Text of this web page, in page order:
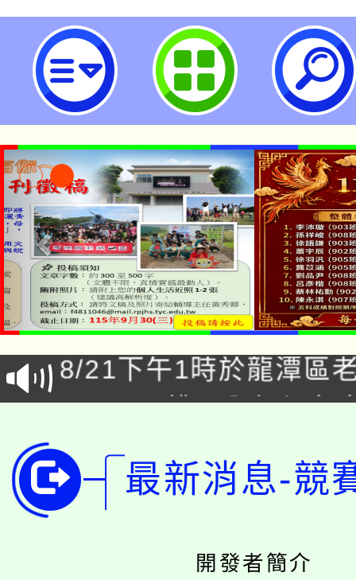
neilrpjhstyc網站設計者：徐嘉
「本色祭」8/29、30在
場熱烈登場!
8/21下午1時於龍潭區
徵才活動。
YOUNG桃局內行報名
開!
115年桃園市運動會8/
桃園市低收入戶享有免
視費優惠，中低收入戶
大園自造教育及科技
最新消息-競
開發者簡介